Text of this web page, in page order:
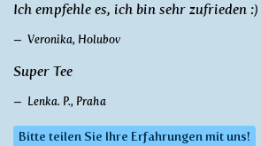
Ich empfehle es, ich bin sehr zufrieden
Veronika, Holubov
Super Tee
Lenka. P., Praha
Bitte teilen Sie Ihre Erfahrungen mit uns!